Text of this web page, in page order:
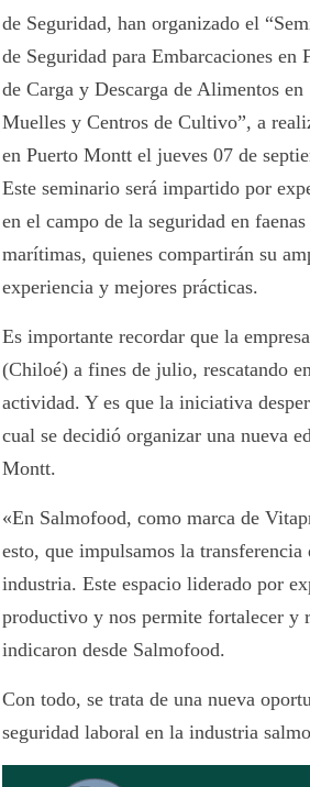
de Seguridad, han organizado el
de Seguridad para Embarcaciones en
de Carga y Descarga de Alimentos en
Muelles y Centros de Cultivo”, a
en Puerto Montt el jueves 07 de
Este seminario será impartido por
en el campo de la seguridad en faenas
marítimas, quienes compartirán su
experiencia y mejores prácticas.
Es importante recordar que la
(Chiloé) a fines de julio, rescatando
actividad. Y es que la iniciativa
cual se decidió organizar una nueva
Montt.
«En Salmofood, como marca de
esto, que impulsamos la
industria. Este espacio liderado por
productivo y nos permite fortalecer y
indicaron desde Salmofood.
Con todo, se trata de una nueva
seguridad laboral en la industria